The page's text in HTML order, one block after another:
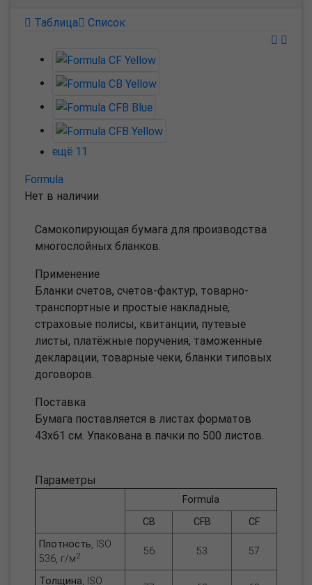
Таблица Список
Formula
Нет в наличии
Самокопирующая бумага для производства
многослойных бланков.
Применение
Бланки счетов, счетов-фактур, товарно-
транспортные и простые накладные,
страховые полисы, квитанции, путевые
листы, платёжные поручения, таможенные
декларации, товарные чеки, бланки типовых
договоров.
Поставка
Бумага поставляется в листах форматов
43х61 см. Упакована в пачки по 500 листов.
Параметры
Formula
CB
CFB
CF
Плотность, ISO
536, г/м2 56 53 57
Толщина, ISO
ещё 11